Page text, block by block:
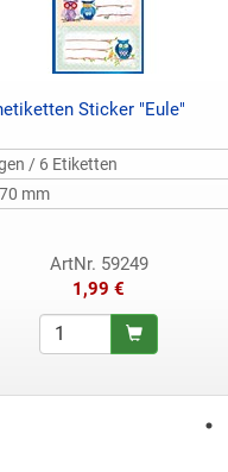
Sticker "Eule"
/ 6 Etiketten
mm
ArtNr. 59249
1,99 €